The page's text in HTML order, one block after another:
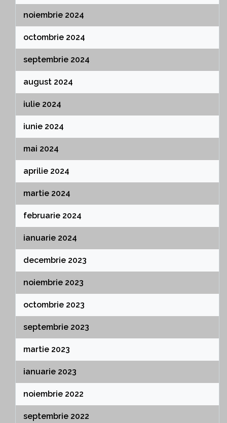
noiembrie 2024
octombrie 2024
septembrie 2024
august 2024
iulie 2024
iunie 2024
mai 2024
aprilie 2024
martie 2024
februarie 2024
ianuarie 2024
decembrie 2023
noiembrie 2023
octombrie 2023
septembrie 2023
martie 2023
ianuarie 2023
noiembrie 2022
septembrie 2022